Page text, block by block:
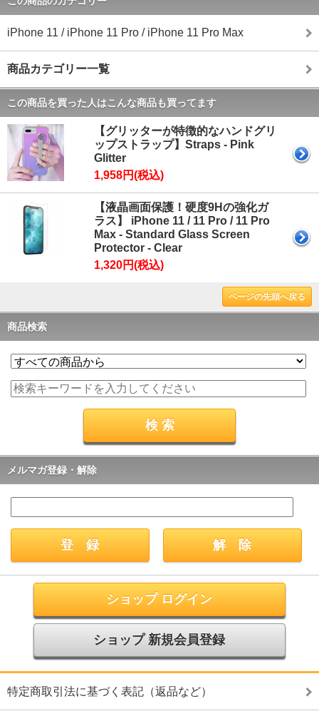
iPhone 11 / iPhone 11 Pro / iPhone 11 Pro Max
商品カテゴリー一覧
この商品を買った人はこんな商品も買ってます
【グリッターが特徴的なハンドグリ
ップストラップ】Straps - Pink
Glitter
1,958円(税込)
【液晶画面保護！硬度9Hの強化ガ
ラス】 iPhone 11 / 11 Pro / 11 Pro
Max - Standard Glass Screen
Protector - Clear
1,320円(税込)
ページの先頭へ戻る
商品検索
メルマガ登録・解除
ショップ ログイン
ショップ 新規会員登録
特定商取引法に基づく表記（返品など）